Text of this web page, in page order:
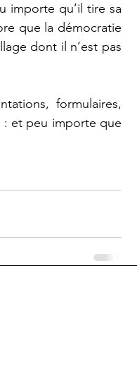
importe qu’il tire sa
que la démocratie
dont il n’est pas
formulaires,
: et peu importe que